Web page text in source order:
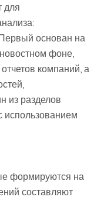
для
основан на
фоне,
компаний, а
из разделов
использованием
формируются на
составляют